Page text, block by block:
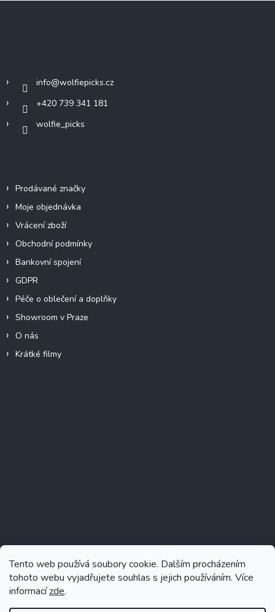
Tento web používá soubory cookie. Dalším procházením
tohoto webu vyjadřujete souhlas s jejich používáním. Více
informacízde.
info@wolfiepicks.cz
+420 739 341 181
wolfie_picks
Prodávané značky
Moje objednávka
Vrácení zboží
Obchodní podmínky
Bankovní spojení
GDPR
Péče o oblečení a doplňky
Showroom v Praze
O nás
Krátké filmy
Sledovat na Instagramu